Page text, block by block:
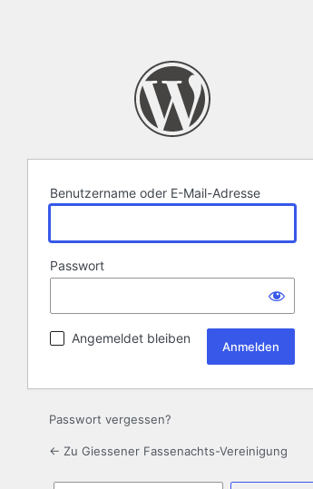
Benutzername oder E-Mail-Adresse
Passwort
Angemeldet bleiben
Passwort vergessen?
← Zu Giessener Fassenachts-Vereinigung